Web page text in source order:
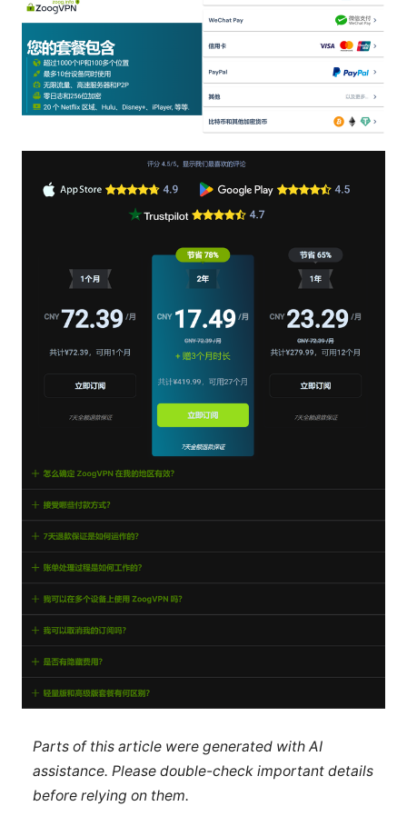
Parts of this article were generated with AI
assistance. Please double-check important details
before relying on them.